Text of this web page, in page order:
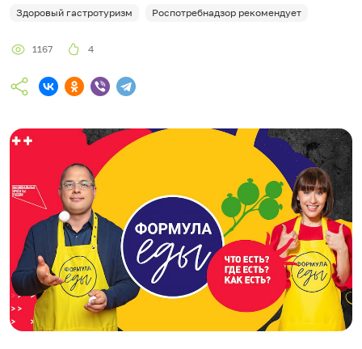
Здоровый гастротуризм Роспотребнадзор рекомендует
1167 4